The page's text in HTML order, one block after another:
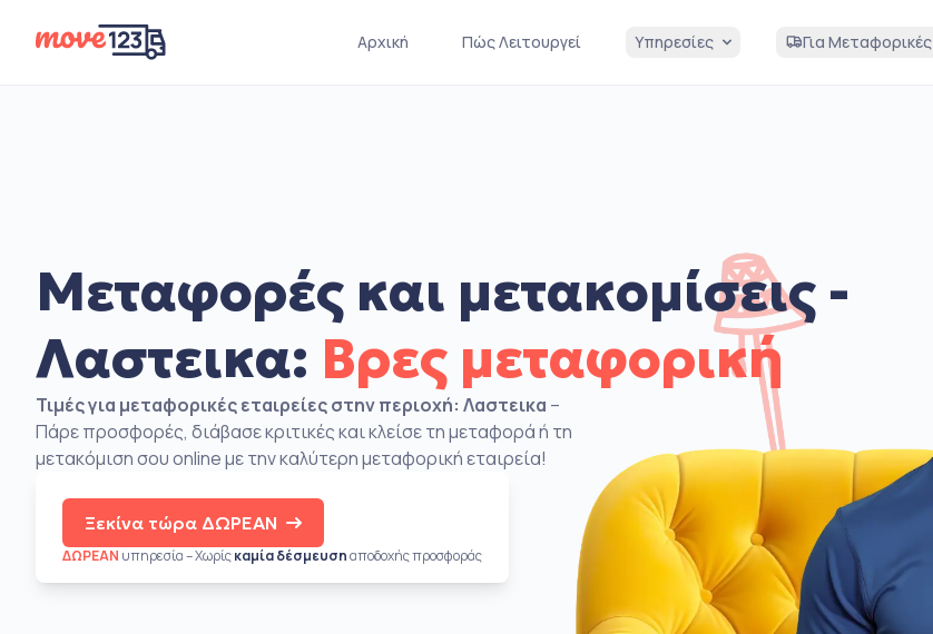
Αρχική Πώς Λειτουργεί Υπηρεσίες Για Μεταφορικές
Μεταφορές και μετακομίσεις -
Λαστεικα: Βρες μεταφορική
Τιμές για μεταφορικές εταιρείες στην περιοχή: Λαστεικα –
Πάρε προσφορές, διάβασε κριτικές και κλείσε τη μεταφορά ή τη
μετακόμιση σου online με την καλύτερη μεταφορική εταιρεία!
Ξεκίνα τώρα ΔΩΡΕΑΝ
ΔΩΡΕΑΝ υπηρεσία – Χωρίςκαμία δέσμευσηαποδοχής προσφοράς